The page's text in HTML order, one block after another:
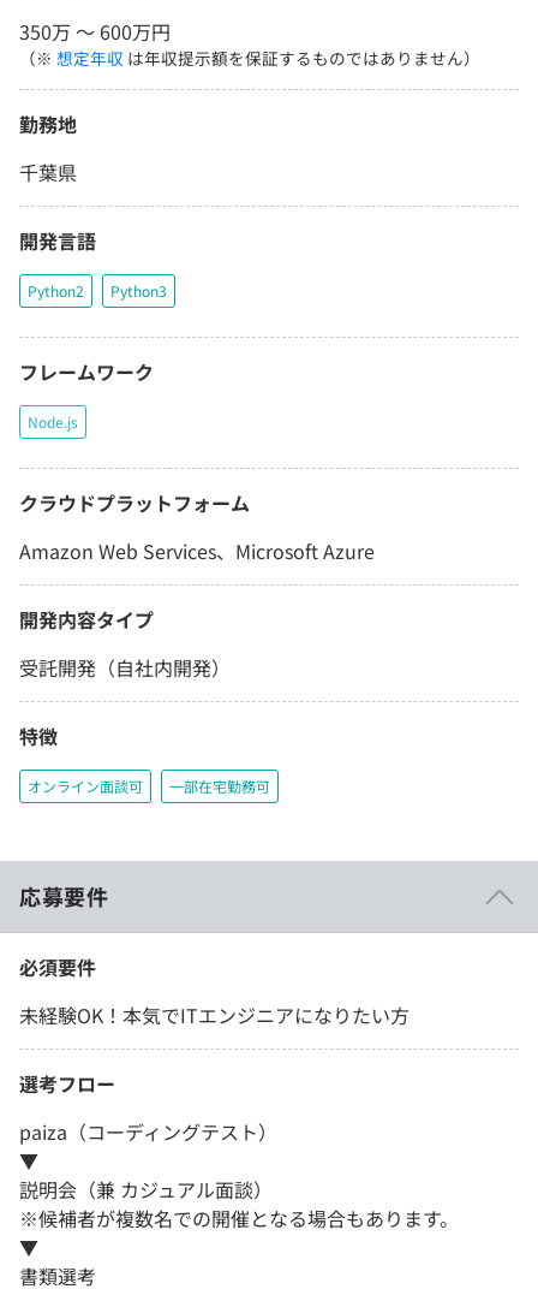
350万 〜 600万円
（※ 想定年収 は年収提示額を保証するものではありません）
勤務地
千葉県
開発言語
Python2 Python3
フレームワーク
Node.js
クラウドプラットフォーム
Amazon Web Services、Microsoft Azure
開発内容タイプ
受託開発（自社内開発）
特徴
オンライン面談可 一部在宅勤務可
応募要件
必須要件
未経験OK！本気でITエンジニアになりたい方
選考フロー
paiza（コーディングテスト）
▼
説明会（兼 カジュアル面談）
※候補者が複数名での開催となる場合もあります。
▼
書類選考